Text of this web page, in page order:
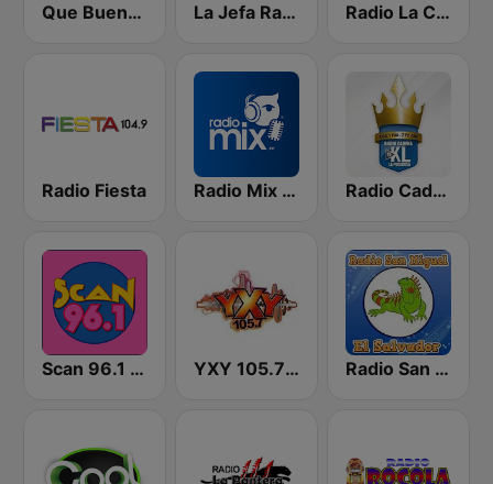
Que Buena 88.9 FM La Jefa Radio El Salvador Radio La Chevere 100.9 FM
Radio Fiesta Radio Mix El Salvador Radio Cadena YSKL La Poderosa
Scan 96.1 FM YXY 105.7 FM Radio San Miguel El Salvador